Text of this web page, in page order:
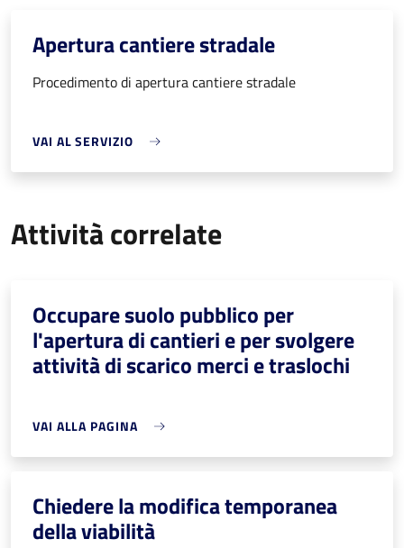
Apertura cantiere stradale
Procedimento di apertura cantiere stradale
VAI AL SERVIZIO
Attività correlate
Occupare suolo pubblico per
l'apertura di cantieri e per svolgere
attività di scarico merci e traslochi
VAI ALLA PAGINA
Chiedere la modifica temporanea
della viabilità